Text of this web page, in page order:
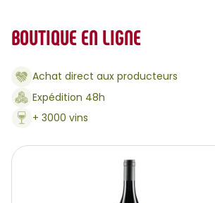
BOUTIQUE EN LIGNE
Achat direct aux producteurs
Expédition 48h
+ 3000 vins